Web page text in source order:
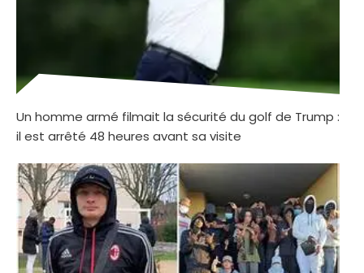
Un homme armé filmait la sécurité du golf de Trump :
il est arrêté 48 heures avant sa visite